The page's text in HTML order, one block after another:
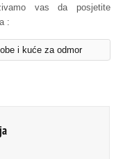
vas da posjetite
:
i kuće za odmor